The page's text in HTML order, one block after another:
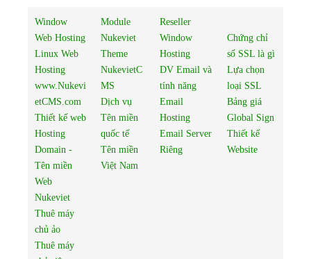
Window
Web Hosting
Linux Web
Hosting
www.Nukevi
etCMS.com
Thiết kế web
Hosting
Domain -
Tên miền
Web
Nukeviet
Thuê máy
chủ ảo
Thuê máy
Module
Nukeviet
Theme
NukevietC
MS
Dịch vụ
Tên miền
quốc tế
Tên miền
Việt Nam
Reseller
Window
Hosting
DV Email và
tính năng
Email
Hosting
Email Server
Riêng
Chứng chỉ
số SSL là gì
Lựa chọn
loại SSL
Bảng giá
Global Sign
Thiết kế
Website